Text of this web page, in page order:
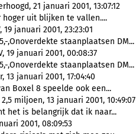
21 januari 2001, 13:07:12
hoger uit blijken te vallen....
januari 2001, 23:23:01
,Onoverdekte staanplaatsen DM...
januari 2001, 00:08:37
,Onoverdekte staanplaatsen DM...
januari 2001, 17:04:40
Boxel 8 speelde ook een...
miljoen, 13 januari 2001, 10:49:07
het is belangrijk dat ik naar...
2001, 08:09:53